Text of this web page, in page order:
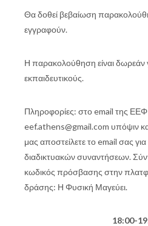
Θα δοθεί βεβαίωση
εγγραφούν.
Η παρακολούθηση είναι δωρεάν
εκπαιδευτικούς.
Πληροφορίες: στο email της
eef.athens@gmail.com υπόψιν
μας αποστείλετε το email σας
διαδικτυακών συναντήσεων.
κωδικός πρόσβασης στην
δράσης: Η Φυσική Μαγεύει.
18:00-